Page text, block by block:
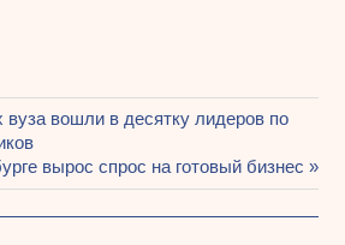
вуза вошли в десятку лидеров по
вырос спрос на готовый бизнес